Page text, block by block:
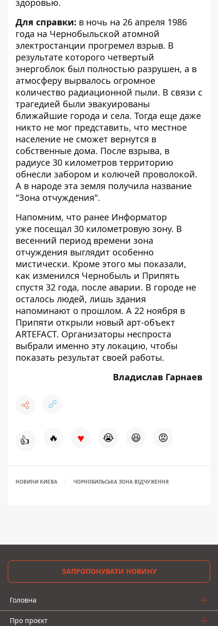
Для справки: в ночь на 26 апреля 1986
года на Чернобыльской атомной
электростанции прогремел взрыв. В
результате которого четвертый
энергоблок был полностью разрушен, а в
атмосферу вырвалось огромное
количество радиационной пыли. В связи с
трагедией были эвакуированы
ближайшие города и села. Тогда еще даже
никто не мог представить, что местное
население не сможет вернутся в
собственные дома. После взрыва, в
радиусе 30 километров территорию
обнесли забором и колючей проволокой.
А в народе эта земля получила название
"Зона отчуждения".
Напомним, что ранее Информатор
уже посещал 30 километровую зону. В
весенний период времени зона
отчуждения выглядит особенно
мистически. Кроме этого мы показали,
как изменился Чернобыль и Припять
спустя 32 года, после аварии. В городе не
осталось людей, лишь здания
напоминают о прошлом. А 22 ноября в
Припяти открыли новый арт-объект
ARTEFACT. Организаторы неспроста
выбрали именно эту локацию, чтобы
показать результат своей работы.
Владислав Гарнаев
👍 🔥 ♥ 😭 😆 😡
НОВИНИ КИЄВА ЧОРНОБИЛЬСЬКА ЗОНА ВІДЧУЖЕННЯ
ЗАПРОПОНУВАТИ НОВИНУ
Головна
Про проєкт